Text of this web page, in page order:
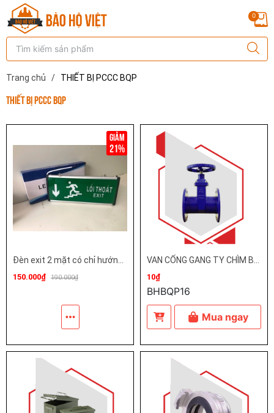
0
Trang chủ / THIẾT BỊ PCCC BQP
THIẾT BỊ PCCC BQP
21%
150.000₫ 190.000₫ 10₫
BHBQP16
Mua ngay